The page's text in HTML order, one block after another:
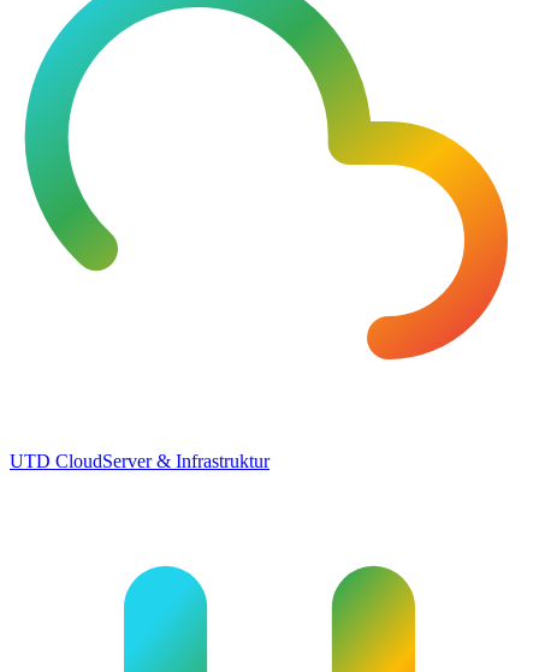
UTD CloudServer & Infrastruktur